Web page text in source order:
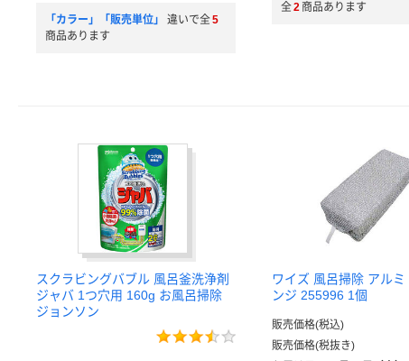
「カラー」「販売単位」 違いで全5
商品あります
全2 商品あります
スクラビングバブル 風呂釜洗浄剤
ジャバ 1つ穴用 160g お風呂掃除
ジョンソン
ワイズ 風呂掃除 アルミ
ンジ 255996 1個
販売価格(税込)
販売価格(税抜き)